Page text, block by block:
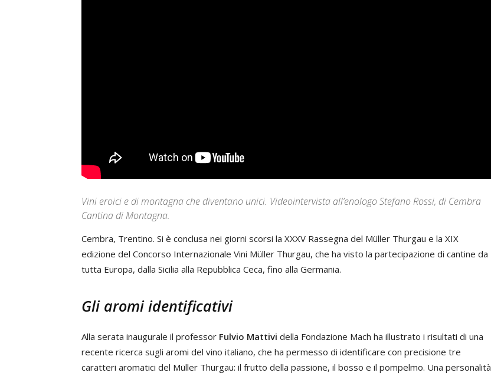
Vini eroici e di montagna che diventano unici. Videointervista all’enologo Stefano Rossi, di Cembra
Cantina di Montagna.
Cembra, Trentino. Si è conclusa nei giorni scorsi la XXXV Rassegna del Müller Thurgau e la XIX
edizione del Concorso Internazionale Vini Müller Thurgau, che ha visto la partecipazione di cantine da
tutta Europa, dalla Sicilia alla Repubblica Ceca, fino alla Germania.
Gli aromi identificativi
Alla serata inaugurale il professor Fulvio Mattivi della Fondazione Mach ha illustrato i risultati di una
recente ricerca sugli aromi del vino italiano, che ha permesso di identificare con precisione tre
caratteri aromatici del Müller Thurgau: il frutto della passione, il bosso e il pompelmo. Una personalità